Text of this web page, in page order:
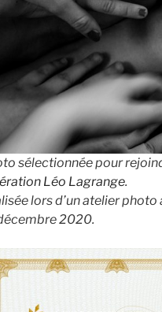
sélectionnée pour
Léo Lagrange.
lors d’un atelier
2020.